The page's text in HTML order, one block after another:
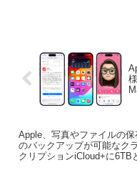
Apple、写真やファイルの
のバックアップが可能なク
クリプションiCloud+に6TB